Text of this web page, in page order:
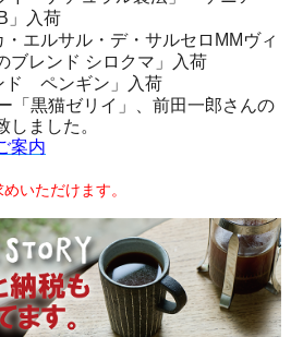
」入荷
エルサル・デ・サルセロMMヴィ
ブレンド シロクマ」入荷
ド ペンギン」入荷
「黒猫ゼリイ」、前田一郎さんの
しました。
案内
いただけます。